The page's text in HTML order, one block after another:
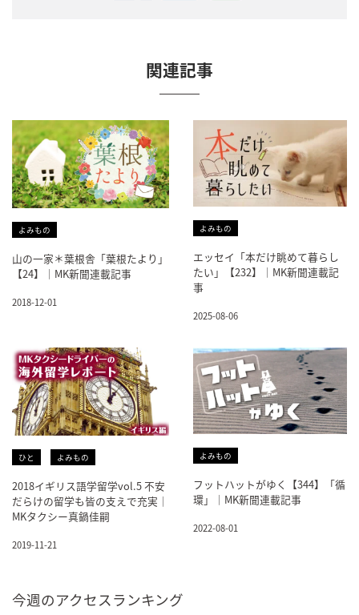
関連記事
よみもの
山の一家＊葉根舎「葉根たより」
【24】｜MK新聞連載記事
2018-12-01
よみもの
エッセイ「本だけ眺めて暮らし
たい」【232】｜MK新聞連載記
事
2025-08-06
ひと よみもの
2018イギリス語学留学vol.5 不安
だらけの留学も皆の支えで充実｜
MKタクシー真鍋佳嗣
2019-11-21
よみもの
フットハットがゆく【344】「循
環」｜MK新聞連載記事
2022-08-01
今週のアクセスランキング